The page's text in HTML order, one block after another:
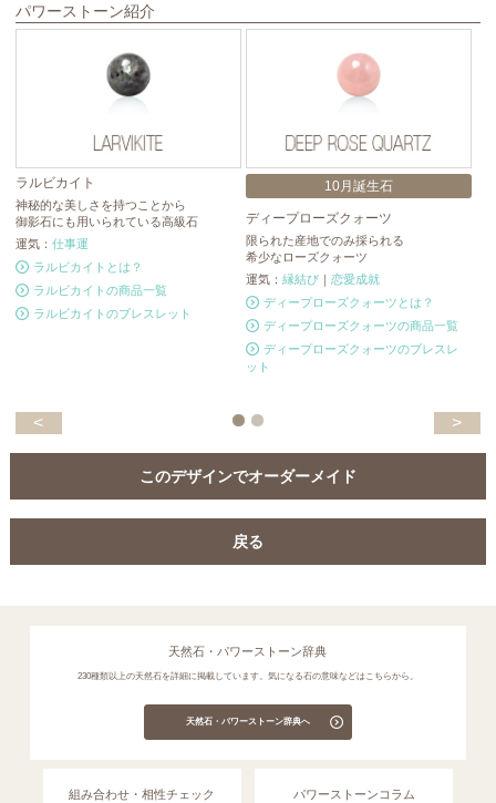
パワーストーン紹介
ラルビカイト
神秘的な美しさを持つことから
御影石にも用いられている高級石
運気： 仕事運
ラルビカイトとは？
ラルビカイトの商品一覧
ラルビカイトのブレスレット
10月誕生石
ディープローズクォーツ
限られた産地でのみ採られる
希少なローズクォーツ
運気：縁結び ｜恋愛成就
ディープローズクォーツとは？
ディープローズクォーツの商品一覧
ディープローズクォーツのブレスレ
ット
< >
このデザインでオーダーメイド
戻る
天然石・パワーストーン辞典
230種類以上の天然石を詳細に掲載しています。気になる石の意味などはこちらから。
天然石・パワーストーン辞典へ
組み合わせ・相性チェック パワーストーンコラム